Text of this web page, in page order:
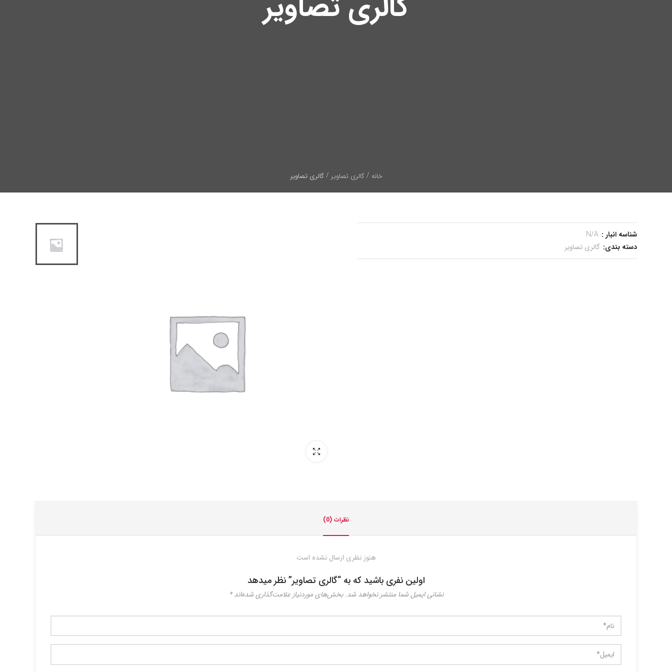
خانه گالری تصاویر گالری تصاویر
شناسه انبار :
دسته بندی: گالری تصاویر
نظرات (0)
هنوز نظری ارسال نشده است
اولین نفری باشید که به “گالری تصاویر” نظر میدهد
نشانی ایمیل شما منتشر نخواهد شد.بخش‌های موردنیاز علامت‌گذاری شده‌اند*